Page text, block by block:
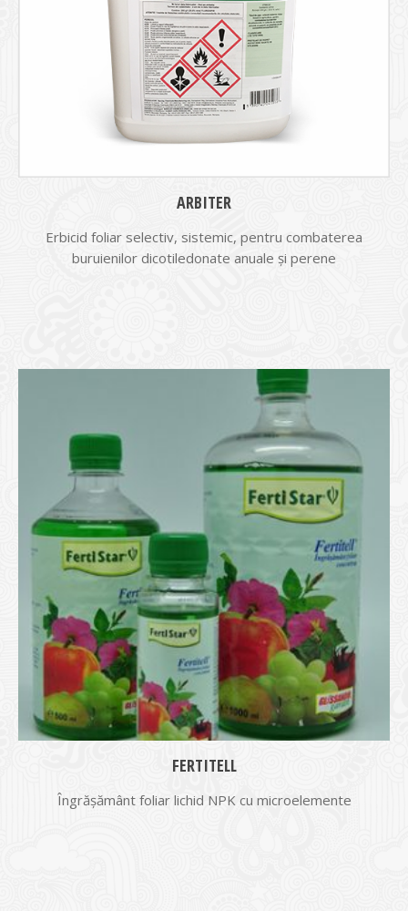
ARBITER
Erbicid foliar selectiv, sistemic, pentru combaterea
buruienilor dicotiledonate anuale şi perene
FERTITELL
Îngrășământ foliar lichid NPK cu microelemente